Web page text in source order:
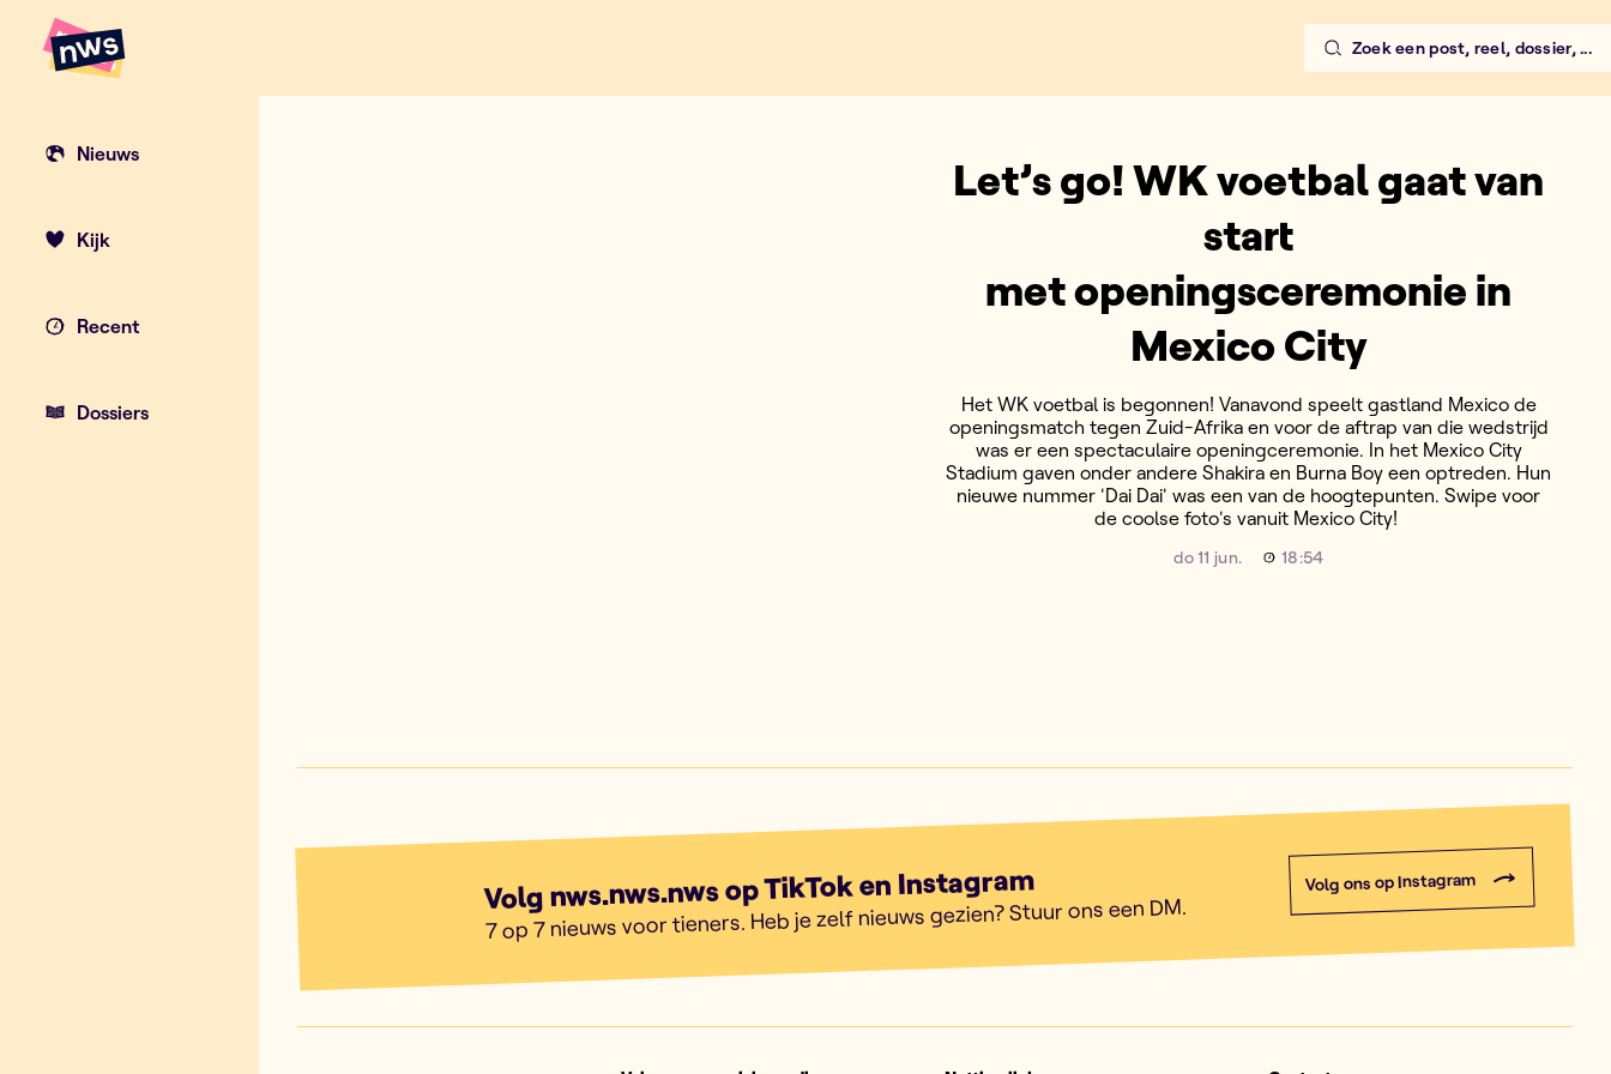
Zoek een post, reel, dossier, ...
Nieuws
Kijk
Recent
Dossiers
Let’s go! WK voetbal gaat van
start
met openingsceremonie in
Mexico City
Het WK voetbal is begonnen! Vanavond speelt gastland Mexico de
openingsmatch tegen Zuid-Afrika en voor de aftrap van die wedstrijd
was er een spectaculaire openingceremonie. In het Mexico City
Stadium gaven onder andere Shakira en Burna Boy een optreden. Hun
nieuwe nummer 'Dai Dai' was een van de hoogtepunten. Swipe voor
de coolse foto's vanuit Mexico City!
do 11 jun. 18:54
Volg nws.nws.nws op TikTok en Instagram
7 op 7 nieuws voor tieners. Heb je zelf nieuws gezien? Stuur ons een DM.
Volg ons op Instagram